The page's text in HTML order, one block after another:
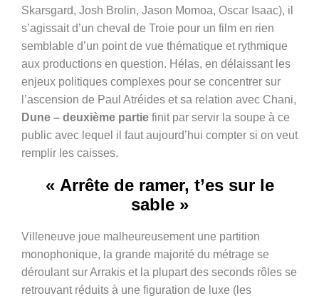
Skarsgard, Josh Brolin, Jason Momoa, Oscar Isaac), il
s’agissait d’un cheval de Troie pour un film en rien
semblable d’un point de vue thématique et rythmique
aux productions en question. Hélas, en délaissant les
enjeux politiques complexes pour se concentrer sur
l’ascension de Paul Atréides et sa relation avec Chani,
Dune – deuxième partie finit par servir la soupe à ce
public avec lequel il faut aujourd’hui compter si on veut
remplir les caisses.
« Arrête de ramer, t’es sur le
sable »
Villeneuve joue malheureusement une partition
monophonique, la grande majorité du métrage se
déroulant sur Arrakis et la plupart des seconds rôles se
retrouvant réduits à une figuration de luxe (les